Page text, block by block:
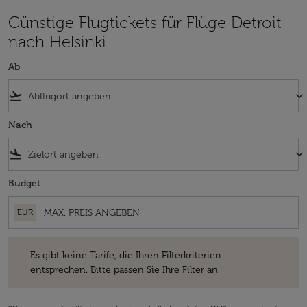
Günstige Flugtickets für Flüge Detroit
nach Helsinki
Ab
flight_takeoff keyboard_arrow_down
Nach
flight_land keyboard_arrow_down
Budget
EUR
Es gibt keine Tarife, die Ihren Filterkriterien
entsprechen. Bitte passen Sie Ihre Filter an.